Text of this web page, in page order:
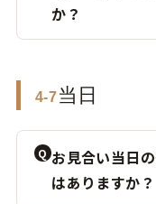
か？
4-7当日
Q お見合い当日
はありますか？